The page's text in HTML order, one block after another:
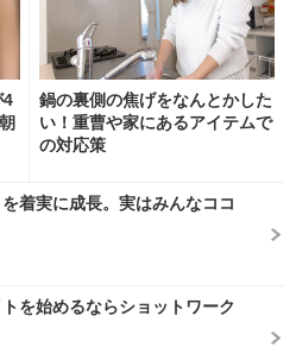
4
鍋の裏側の焦げをなんとかした
い！重曹や家にあるアイテムで
の対応策
着実に成長。実はみんなココ
を始めるならショットワーク